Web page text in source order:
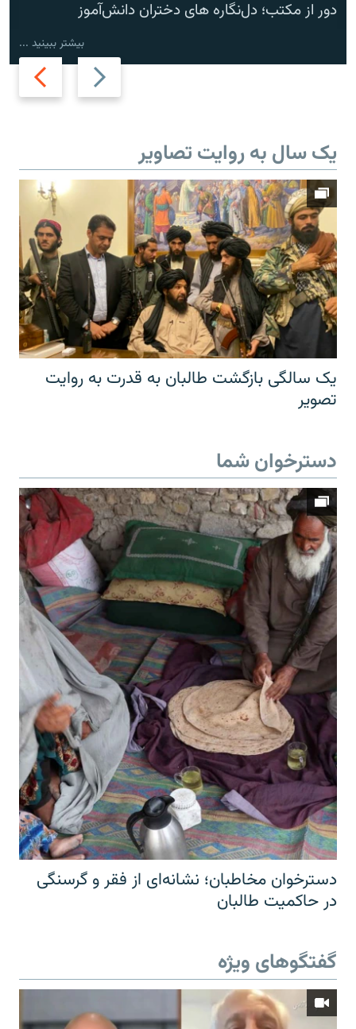
Previous
slide
Next
slide
دور از مکتب؛ دل‌نگاره های دختران دانش‌آموز
بیشتر ببینید ...
یک سال به روایت تصاویر
یک سالگی بازگشت طالبان به قدرت به روایت
تصویر
دسترخوان شما
دسترخوان مخاطبان؛ نشانه‌ای از فقر و گرسنگی
در حاکمیت طالبان
گفتگوهای ویژه